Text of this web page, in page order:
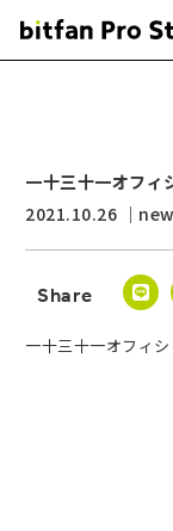
一十三十一オフィ
2021.10.26
一十三十一オフィ